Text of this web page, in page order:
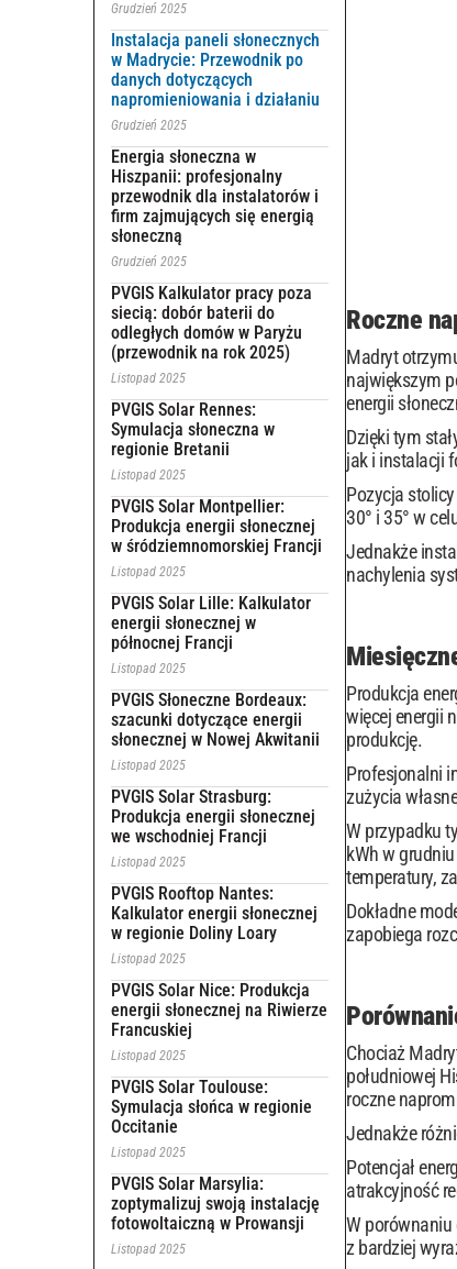
Grudzień 2025
Instalacja paneli słonecznych
w Madrycie: Przewodnik po
danych dotyczących
napromieniowania i działaniu
Grudzień 2025
Energia słoneczna w
Hiszpanii: profesjonalny
przewodnik dla instalatorów i
firm zajmujących się energią
słoneczną
Grudzień 2025
PVGIS Kalkulator pracy poza
siecią: dobór baterii do
odległych domów w Paryżu
(przewodnik na rok 2025)
Listopad 2025
PVGIS Solar Rennes:
Symulacja słoneczna w
regionie Bretanii
Listopad 2025
PVGIS Solar Montpellier:
Produkcja energii słonecznej
w śródziemnomorskiej Francji
Listopad 2025
PVGIS Solar Lille: Kalkulator
energii słonecznej w
północnej Francji
Listopad 2025
PVGIS Słoneczne Bordeaux:
szacunki dotyczące energii
słonecznej w Nowej Akwitanii
Listopad 2025
PVGIS Solar Strasburg:
Produkcja energii słonecznej
we wschodniej Francji
Listopad 2025
PVGIS Rooftop Nantes:
Kalkulator energii słonecznej
w regionie Doliny Loary
Listopad 2025
PVGIS Solar Nice: Produkcja
energii słonecznej na Riwierze
Francuskiej
Listopad 2025
PVGIS Solar Toulouse:
Symulacja słońca w regionie
Occitanie
Listopad 2025
PVGIS Solar Marsylia:
zoptymalizuj swoją instalację
fotowoltaiczną w Prowansji
Listopad 2025
Roczne
Madryt
największym
energii
Dzięki tym
jak i instalacji
Pozycja
30° i 35° w
Jednakże
nachylenia
Produkcja
więcej energii
produkcję.
Profesjonalni
zużycia
W przypadku
kWh w
temperatury,
Dokładne
zapobiega
Chociaż
południowej
roczne
Jednakże
Potencjał
atrakcyjność
W porównaniu
z bardziej